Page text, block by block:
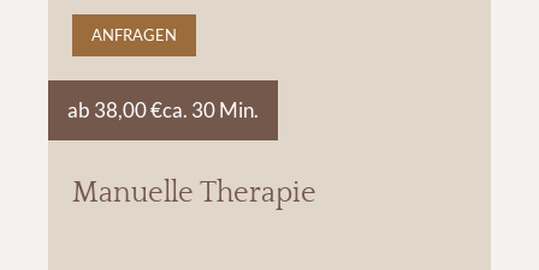
ANFRAGEN
Manuelle Therapie
ab 38,00 €ca. 30 Min.